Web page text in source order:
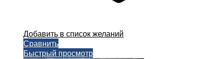
Добавить в список желаний
Сравнить
Быстрый просмотр